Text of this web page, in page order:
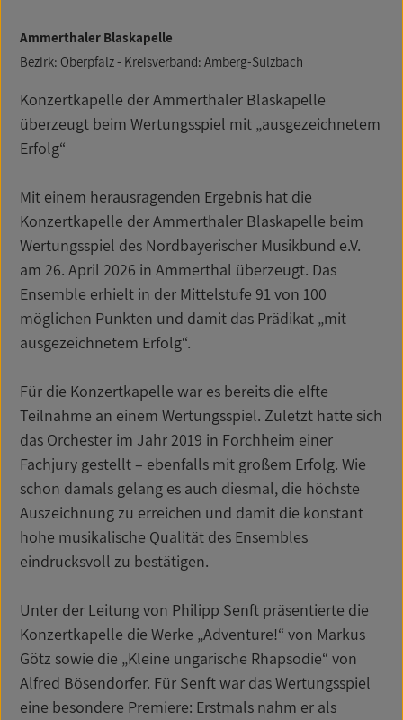
Ammerthaler Blaskapelle
Bezirk: Oberpfalz - Kreisverband: Amberg-Sulzbach
Konzertkapelle der Ammerthaler Blaskapelle
überzeugt beim Wertungsspiel mit „ausgezeichnetem
Erfolg“
Mit einem herausragenden Ergebnis hat die
Konzertkapelle der Ammerthaler Blaskapelle beim
Wertungsspiel des Nordbayerischer Musikbund e.V.
am 26. April 2026 in Ammerthal überzeugt. Das
Ensemble erhielt in der Mittelstufe 91 von 100
möglichen Punkten und damit das Prädikat „mit
ausgezeichnetem Erfolg“.
Für die Konzertkapelle war es bereits die elfte
Teilnahme an einem Wertungsspiel. Zuletzt hatte sich
das Orchester im Jahr 2019 in Forchheim einer
Fachjury gestellt – ebenfalls mit großem Erfolg. Wie
schon damals gelang es auch diesmal, die höchste
Auszeichnung zu erreichen und damit die konstant
hohe musikalische Qualität des Ensembles
eindrucksvoll zu bestätigen.
Unter der Leitung von Philipp Senft präsentierte die
Konzertkapelle die Werke „Adventure!“ von Markus
Götz sowie die „Kleine ungarische Rhapsodie“ von
Alfred Bösendorfer. Für Senft war das Wertungsspiel
eine besondere Premiere: Erstmals nahm er als